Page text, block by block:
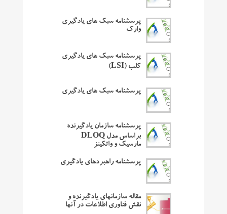
پرسشنامه سبک های یادگیری
وارک
پرسشنامه سبک های یادگیری
کلب (LSI)
پرسشنامه سبک های یادگیری
پرسشنامه سازمان یادگیرنده
براساس مدل DLOQ
مارسیک و واتکینز
پرسشنامه راهبردهای یادگیری
مقاله سازمانهای یادگیرنده و
نقش فناوری اطلاعات در آنها